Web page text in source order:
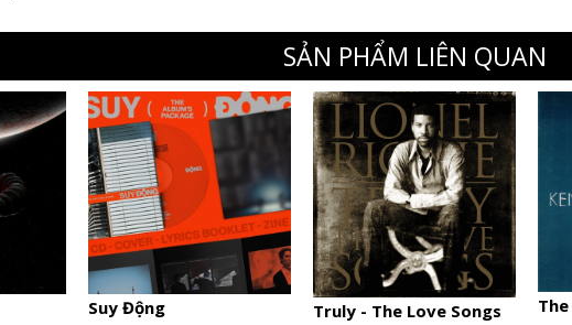
SẢN PHẨM LIÊN QUAN
Suy Động Truly - The Love Songs